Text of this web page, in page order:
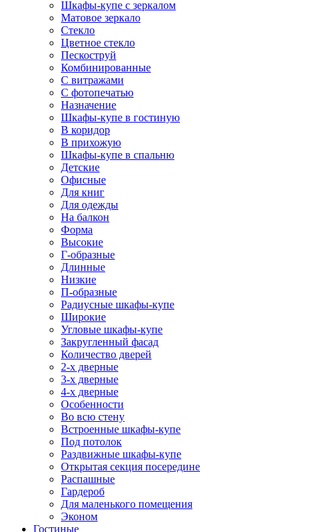
Шкафы-купе с зеркалом
Матовое зеркало
Стекло
Цветное стекло
Пескоструй
Комбинированные
С витражами
С фотопечатью
Назначение
Шкафы-купе в гостиную
В коридор
В прихожую
Шкафы-купе в спальню
Детские
Офисные
Для книг
Для одежды
На балкон
Форма
Высокие
Г-образные
Длинные
Низкие
П-образные
Радиусные шкафы-купе
Широкие
Угловые шкафы-купе
Закругленный фасад
Количество дверей
2-х дверные
3-х дверные
4-х дверные
Особенности
Во всю стену
Встроенные шкафы-купе
Под потолок
Раздвижные шкафы-купе
Открытая секция посередине
Распашные
Гардероб
Для маленького помещения
Эконом
Гостиные